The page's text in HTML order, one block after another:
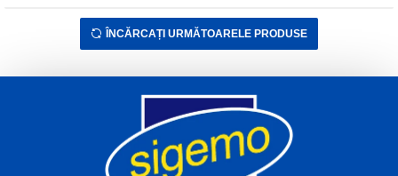
ÎNCĂRCAȚI URMĂTOARELE PRODUSE